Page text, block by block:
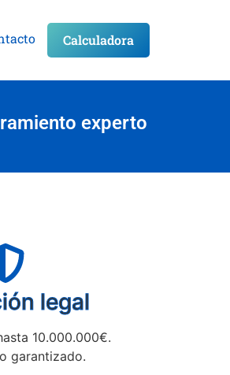
Calculadora
experto
legal
10.000.000€.
garantizado.